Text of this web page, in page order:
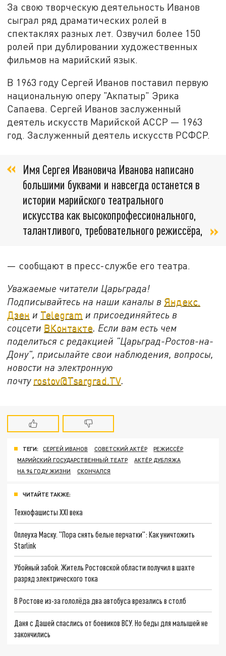
За свою творческую деятельность Иванов
сыграл ряд драматических ролей в
спектаклях разных лет. Озвучил более 150
ролей при дублировании художественных
фильмов на марийский язык.
В 1963 году Сергей Иванов поставил первую
национальную оперу "Акпатыр" Эрика
Сапаева. Сергей Иванов заслуженный
деятель искусств Марийской АССР — 1963
год. Заслуженный деятель искусств РСФСР.
Имя Сергея Ивановича Иванова написано
большими буквами и навсегда останется в
истории марийского театрального
искусства как высокопрофессионального,
талантливого, требовательного режиссёра,
— сообщают в пресс-службе его театра.
Уважаемые читатели Царьграда!
Подписывайтесь на наши каналы в Яндекс.
Дзен и Telegram и присоединяйтесь в
соцсети ВКонтакте. Если вам есть чем
поделиться с редакцией "Царьград-Ростов-на-
Дону", присылайте свои наблюдения, вопросы,
новости на электронную
почту rostov@Tsargrad.ТV.
ТЕГИ: СЕРГЕЙ ИВАНОВ СОВЕТСКИЙ АКТЁР
РЕЖИССЁР
МАРИЙСКИЙ ГОСУДАРСТВЕННЫЙ ТЕАТР
АКТЁР ДУБЛЯЖА
НА 94 ГОДУ ЖИЗНИ
СКОНЧАЛСЯ
ЧИТАЙТЕ ТАКЖЕ:
Технофашисты XXI века
Оплеуха Маску. "Пора снять белые перчатки": Как уничтожить
Starlink
Убойный забой. Житель Ростовской области получил в шахте
разряд электрического тока
В Ростове из-за гололёда два автобуса врезались в столб
Даня с Дашей спаслись от боевиков ВСУ. Но беды для малышей не
закончились